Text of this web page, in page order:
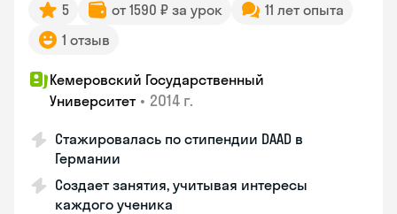
5 от 1590 ₽ за урок
11 лет опыта
1 отзыв
Кемеровский Государственный
Университет • 2014 г.
Стажировалась по стипендии DAAD в
Германии
Создает занятия, учитывая интересы
каждого ученика